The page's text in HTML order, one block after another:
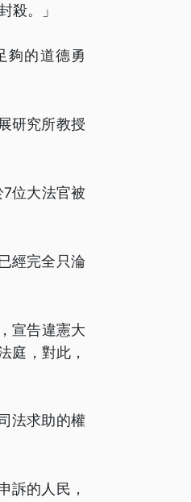
殺。」
夠的道德勇
研究所教授
位大法官被
經完全只淪
宣告違憲大
庭，對此，
法求助的權
訴的人民，